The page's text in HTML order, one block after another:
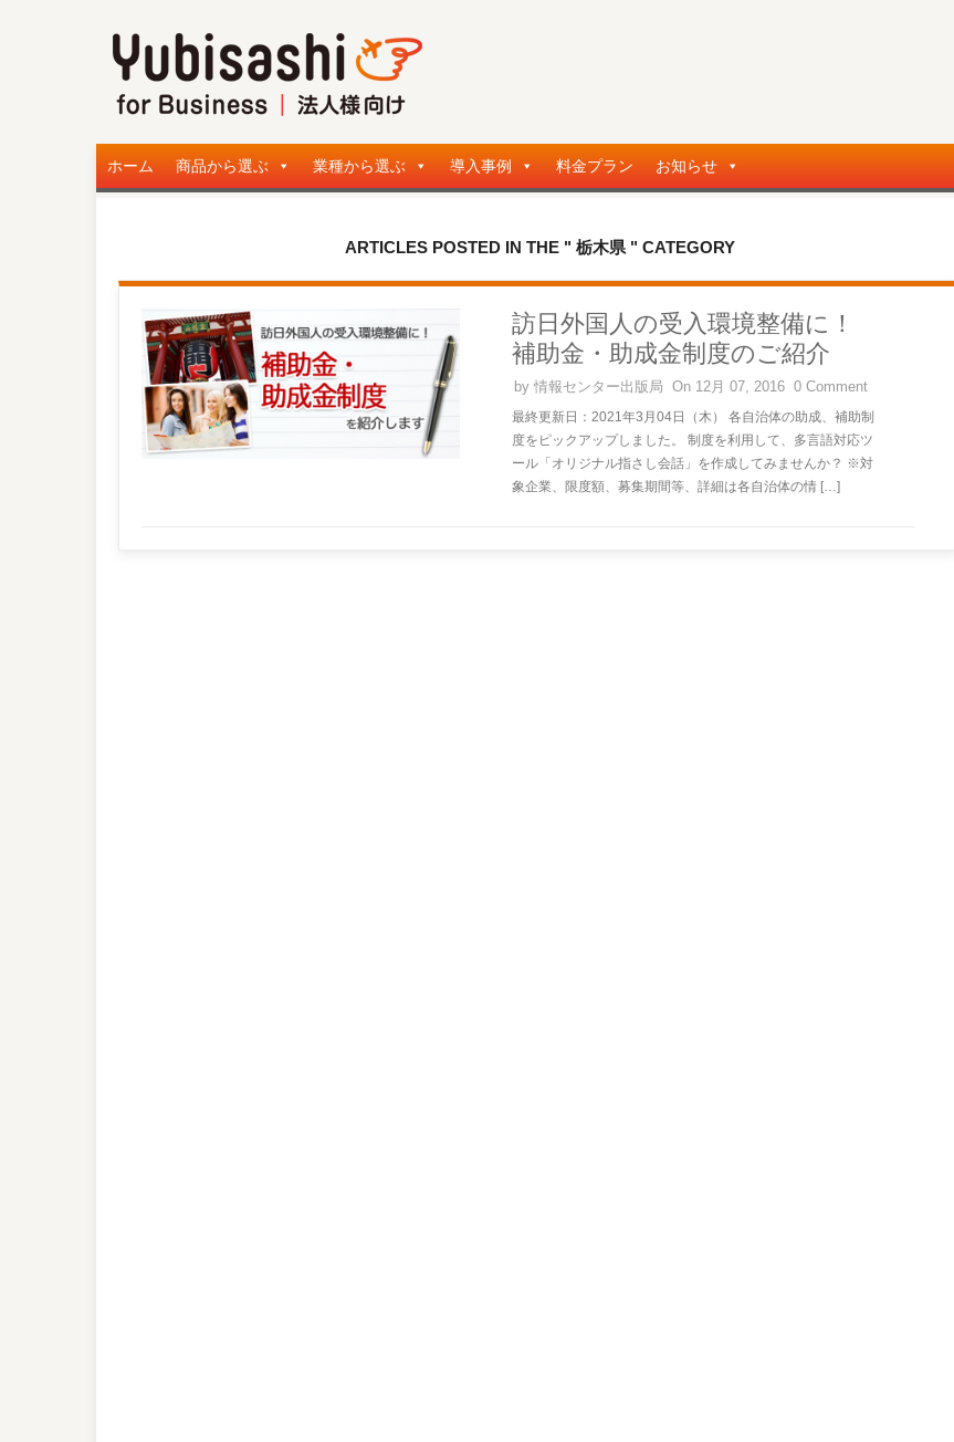
ホーム 商品から選ぶ 業種から選ぶ 導入事例 料金プラン お知らせ
ARTICLES POSTED IN THE " 栃木県 " CATEGORY
訪日外国人の受入環境整備に！
補助金・助成金制度のご紹介
by 情報センター出版局 On 12月 07, 2016 0 Comment
最終更新日：2021年3月04日（木） 各自治体の助成、補助制
度をピックアップしました。 制度を利用して、多言語対応ツ
ール「オリジナル指さし会話」を作成してみませんか？ ※対
象企業、限度額、募集期間等、詳細は各自治体の情 […]